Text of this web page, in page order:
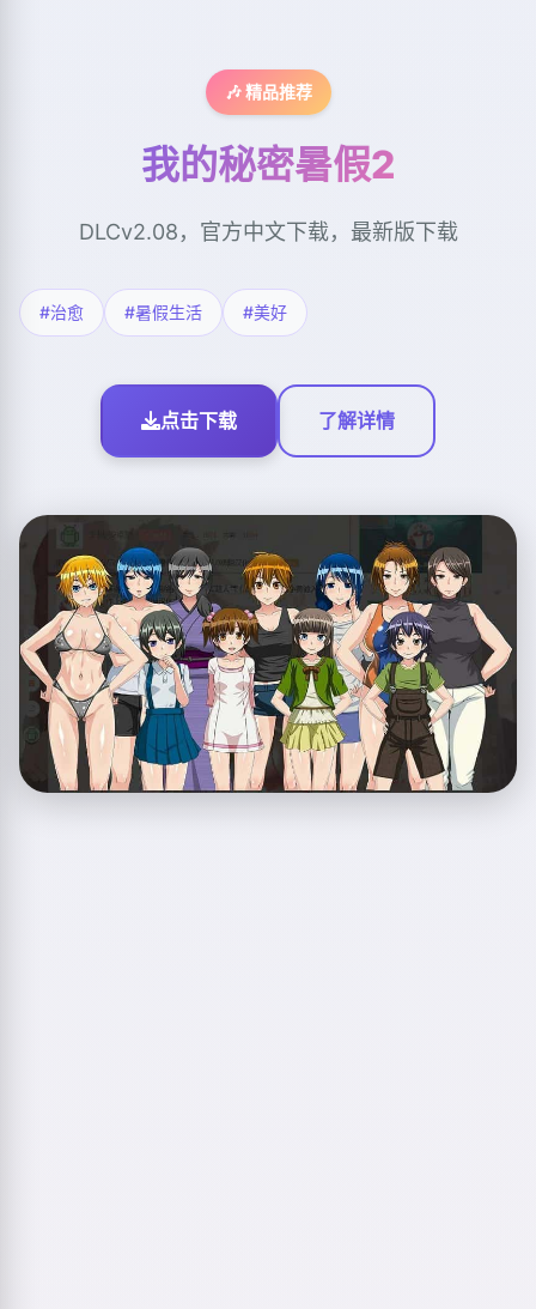
🎶 精品推荐
我的秘密暑假2
DLCv2.08，官方中文下载，最新版下载
#治愈 #暑假生活 #美好
点击下载 了解详情